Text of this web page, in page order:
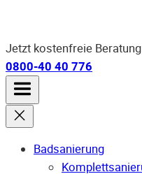
Jetzt kostenfreie Beratung
0800-40 40 776
Badsanierung